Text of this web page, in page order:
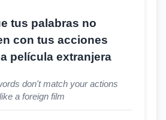
tus palabras no
con tus acciones
película extranjera
don't match your actions
like a foreign film